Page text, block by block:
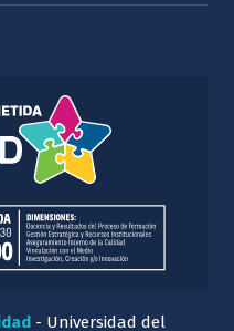
- Universidad del